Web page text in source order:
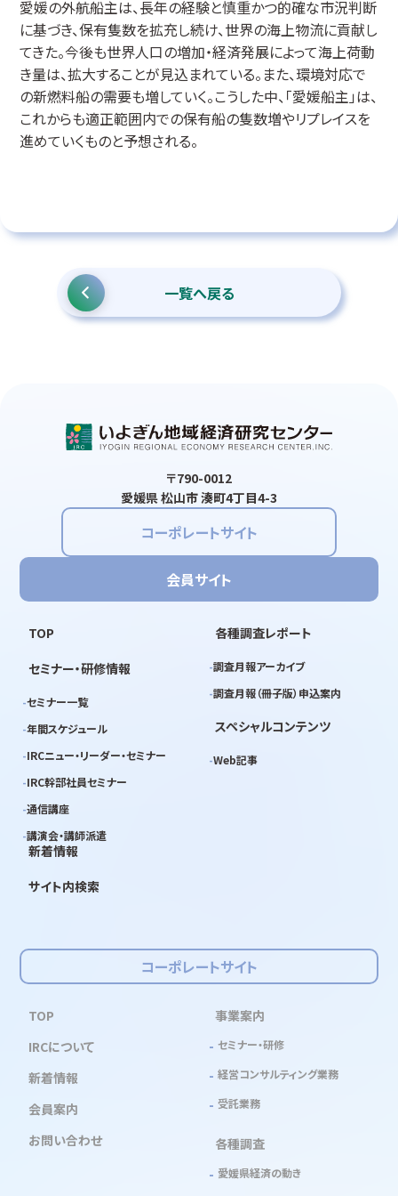
愛媛の外航船主は、長年の経験と慎重かつ的確な市況判断
に基づき、保有隻数を拡充し続け、世界の海上物流に貢献し
てきた。今後も世界人口の増加・経済発展によって海上荷動
き量は、拡大することが見込まれている。また、環境対応で
の新燃料船の需要も増していく。こうした中、「愛媛船主」は、
これからも適正範囲内での保有船の隻数増やリプレイスを
進めていくものと予想される。
一覧へ戻る
〒790-0012
愛媛県 松山市 湊町4丁目4-3
コーポレートサイト
会員サイト
TOP
セミナー・研修情報
セミナー一覧
年間スケジュール
IRCニュー・リーダー・セミナー
IRC幹部社員セミナー
通信講座
講演会・講師派遣
各種調査レポート
調査月報アーカイブ
調査月報（冊子版）申込案内
スペシャルコンテンツ
Web記事
新着情報
サイト内検索
コーポレートサイト
TOP
IRCについて
新着情報
会員案内
お問い合わせ
事業案内
セミナー・研修
経営コンサルティング業務
受託業務
各種調査
愛媛県経済の動き